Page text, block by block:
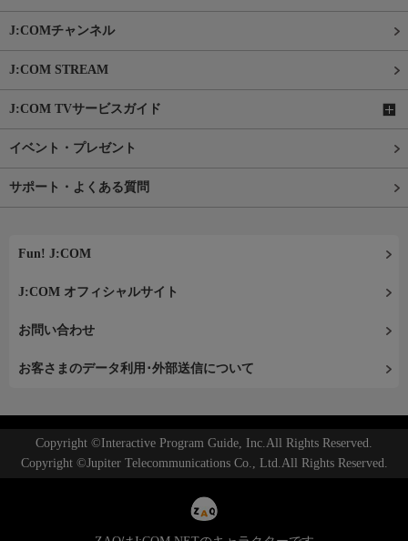
J:COMチャンネル
J:COM STREAM
J:COM TVサービスガイド
イベント・プレゼント
サポート・よくある質問
Fun! J:COM
J:COM オフィシャルサイト
お問い合わせ
お客さまのデータ利用･外部送信について
Copyright ©Interactive Program Guide, Inc.All Rights Reserved.
Copyright ©Jupiter Telecommunications Co., Ltd.All Rights Reserved.